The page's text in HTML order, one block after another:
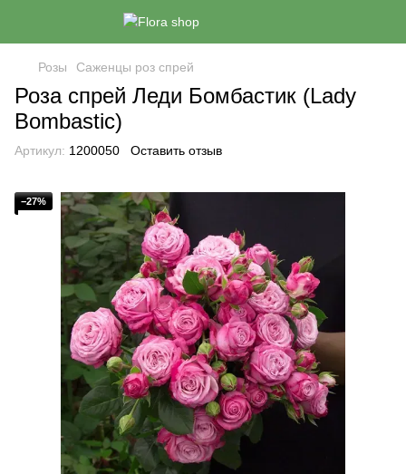
Розы Саженцы роз спрей
Роза спрей Леди Бомбастик (Lady
Bombastic)
Артикул: 1200050 Оставить отзыв
−27%